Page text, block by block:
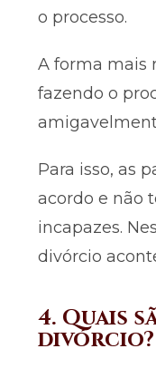
o processo.
A forma mais
fazendo o
Para isso, as
acordo e não
incapazes.
divórcio
4. Quais
divórcio?